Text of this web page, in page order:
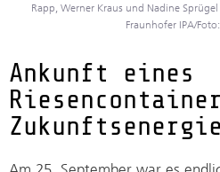
Rapp, Werner Kraus und Nadine
Fraunhofer IPA/
Ankunft eines